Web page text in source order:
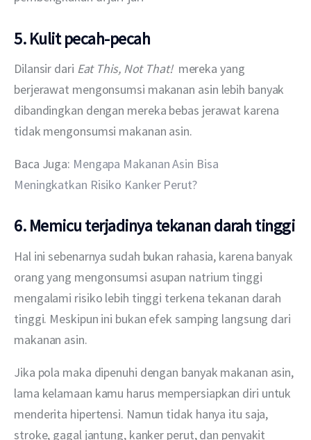
5. Kulit pecah-pecah
Dilansir dari Eat This, Not That! mereka yang
berjerawat mengonsumsi makanan asin lebih banyak
dibandingkan dengan mereka bebas jerawat karena
tidak mengonsumsi makanan asin.
Baca Juga: Mengapa Makanan Asin Bisa
Meningkatkan Risiko Kanker Perut?
6. Memicu terjadinya tekanan darah tinggi
Hal ini sebenarnya sudah bukan rahasia, karena banyak
orang yang mengonsumsi asupan natrium tinggi
mengalami risiko lebih tinggi terkena tekanan darah
tinggi. Meskipun ini bukan efek samping langsung dari
makanan asin.
Jika pola maka dipenuhi dengan banyak makanan asin,
lama kelamaan kamu harus mempersiapkan diri untuk
menderita hipertensi. Namun tidak hanya itu saja,
stroke, gagal jantung, kanker perut, dan penyakit